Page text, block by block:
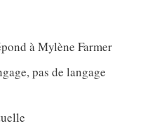
à Mylène Farmer
pas de langage